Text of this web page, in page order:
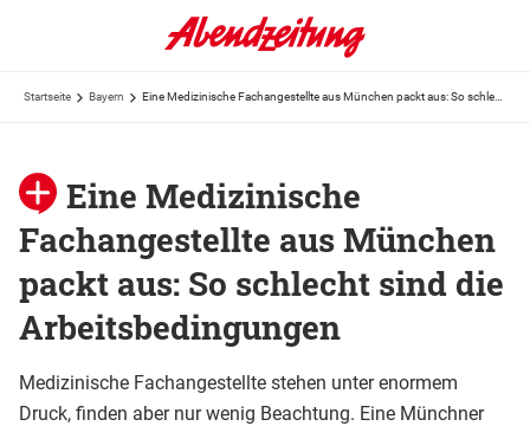
Startseite Bayern
Eine Medizinische
Fachangestellte aus München
packt aus: So schlecht sind die
Arbeitsbedingungen
Medizinische Fachangestellte stehen unter enormem
Druck, finden aber nur wenig Beachtung. Eine Münchner